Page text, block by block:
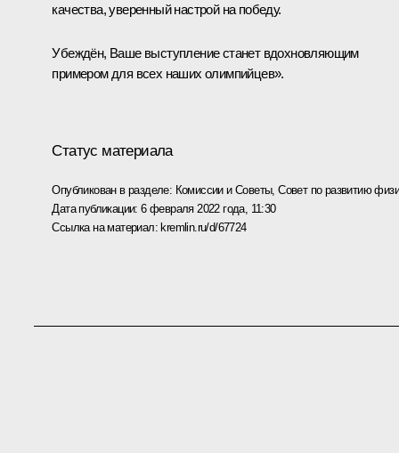
качества, уверенный настрой на победу.
Убеждён, Ваше выступление станет вдохновляющим
примером для всех наших олимпийцев».
Статус материала
Опубликован в разделе: Комиссии и Советы,Совет по развитию
Дата публикации:6 февраля 2022 года, 11:30
Ссылка на материал: kremlin.ru/d/67724